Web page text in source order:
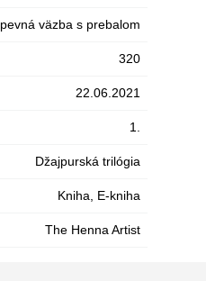
pevná väzba s prebalom
320
22.06.2021
1.
Džajpurská trilógia
Kniha, E-kniha
The Henna Artist